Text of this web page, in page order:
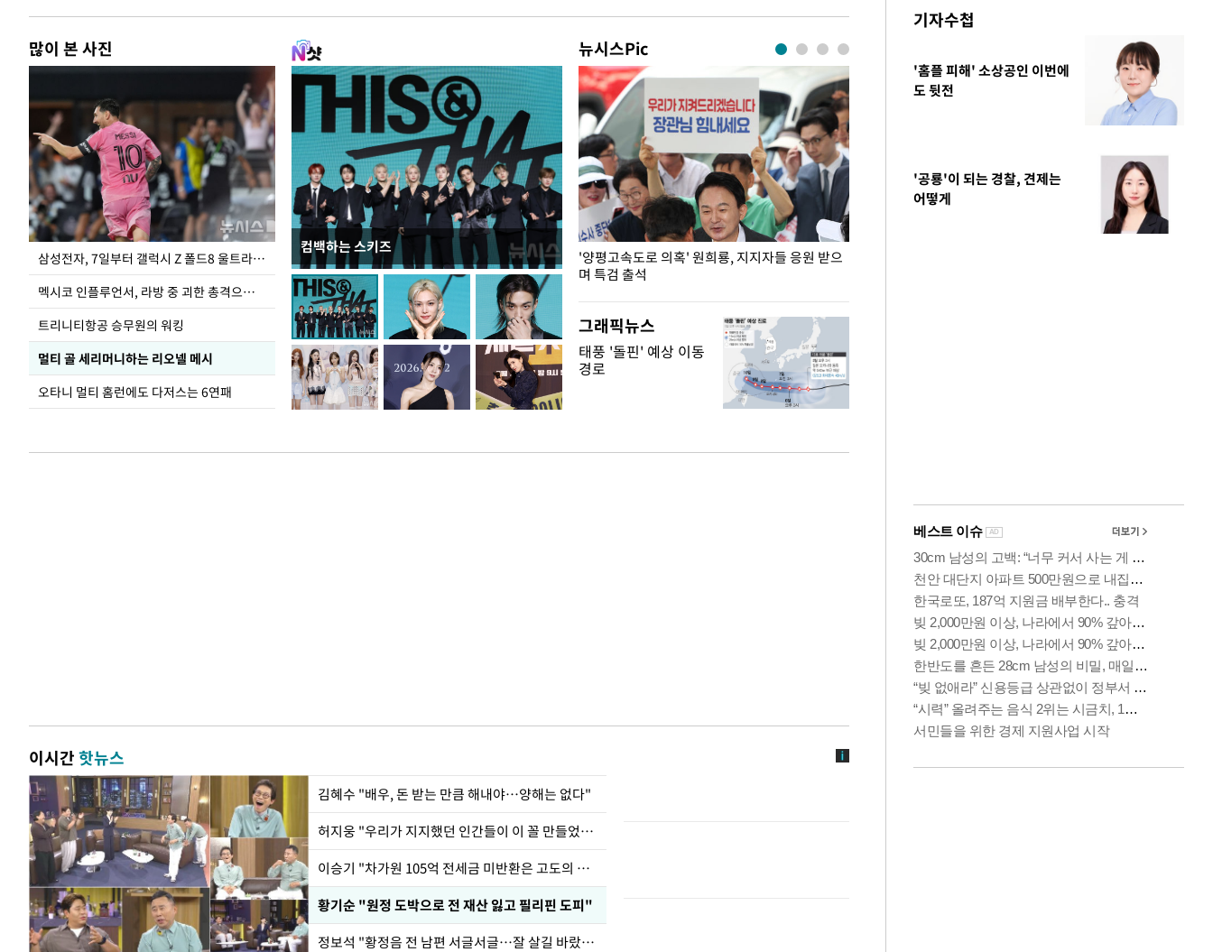
많이 본 사진
삼성전자, 7일부터 갤럭시 Z 폴드8 울트라·폴드8·플립8 출시
멕시코 인플루언서, 라방 중 괴한 총격으로 사망
트리니티항공 승무원의 워킹
멀티 골 세리머니하는 리오넬 메시
오타니 멀티 홈런에도 다저스는 6연패
컴백하는 스키즈
뉴시스Pic
이재명 대통령, "수사·기소 분리 관련 대비책 최
선 다해 강구해야"
'양평고속도로 의혹' 원희룡, 지지자들 응원 받으
며 특검 출석
그래픽뉴스
태풍 '돌핀' 예상 이동
경로
이시간핫뉴스
김혜수 "배우, 돈 받는 만큼 해내야…양해는 없다"
허지웅 "우리가 지지했던 인간들이 이 꼴 만들었다"
이승기 "차가원 105억 전세금 미반환은 고도의 사기"
황기순 "원정 도박으로 전 재산 잃고 필리핀 도피"
정보석 "황정음 전 남편 서글서글…잘 살길 바랐는데"
기자수첩
'홈플 피해' 소상공인 이번에
도 뒷전
'공룡'이 되는 경찰, 견제는
어떻게